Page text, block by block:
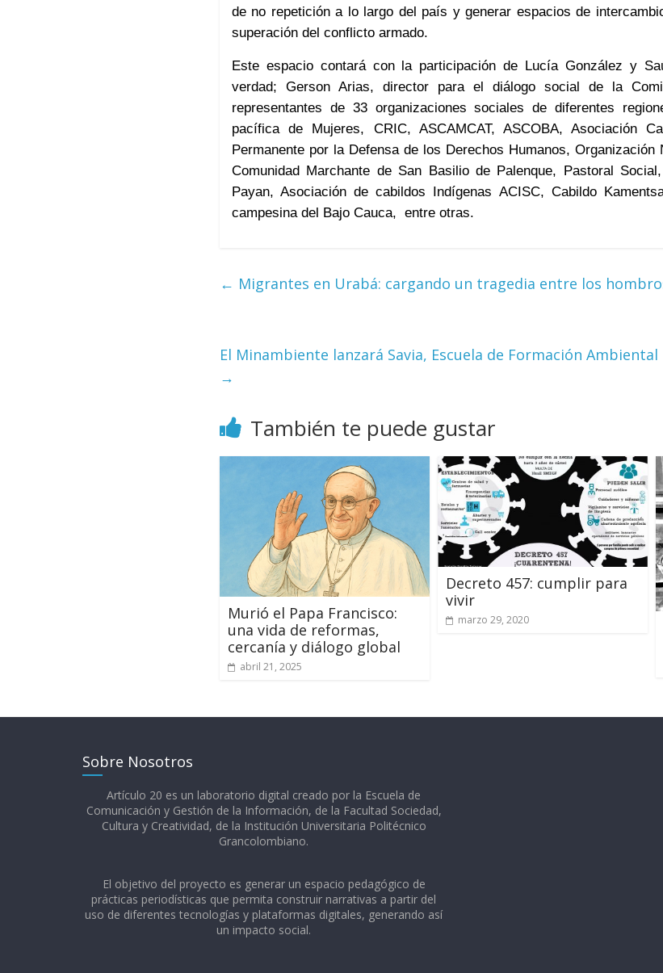
de no repetición a lo largo del país y generar espacios de
superación del conflicto armado.
Este espacio contará con la participación de Lucía González y
verdad; Gerson Arias, director para el diálogo social de la
representantes de 33 organizaciones sociales de diferentes
pacífica de Mujeres, CRIC, ASCAMCAT, ASCOBA, Asociación
Permanente por la Defensa de los Derechos Humanos, Organización
Comunidad Marchante de San Basilio de Palenque, Pastoral
Payan, Asociación de cabildos Indígenas ACISC, Cabildo
campesina del Bajo Cauca, entre otras.
← Migrantes en Urabá: cargando un tragedia entre los
El Minambiente lanzará Savia, Escuela de Formación
→
También te puede gustar
Murió el Papa Francisco:
una vida de reformas,
cercanía y diálogo global
abril 21, 2025
Decreto 457: cumplir para
vivir
marzo 29, 2020
Sobre Nosotros
Artículo 20 es un laboratorio digital creado por la Escuela de
Comunicación y Gestión de la Información, de la Facultad Sociedad,
Cultura y Creatividad, de la Institución Universitaria Politécnico
Grancolombiano.​
El objetivo del proyecto es generar un espacio pedagógico de
prácticas periodísticas que permita construir narrativas a partir del
uso de diferentes tecnologías y plataformas digitales, generando así
un impacto social.